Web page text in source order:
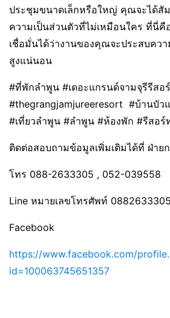
ประชุมขนาดเล็กหรือใหญ่ คุณจะได้สั
ความเป็นส่วนตัวที่ไม่เหมือนใคร ที่นี่
เชื่อมั่นได้ว่างานของคุณจะประสบคว
สูงแน่นอน
#ที่พักลำพูน #เดอะแกรนด์จามจุรีรีส
#thegrangjamjureeresort #บ้านบัว
#เที่ยวลำพูน #ลำพูน #ห้องพัก #รีสอ
ติดต่อสอบถามข้อมูลเพิ่มเติมได้ที่ ฝ่าย
โทร 088-2633305 , 052-039558
Line หมายเลขโทรศัพท์ 0882633305
Facebook
https://www.facebook.com/
id=100063745651357